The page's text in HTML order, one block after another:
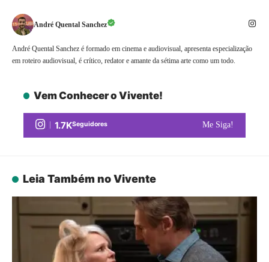
André Quental Sanchez
André Quental Sanchez é formado em cinema e audiovisual, apresenta especialização
em roteiro audiovisual, é crítico, redator e amante da sétima arte como um todo.
Vem Conhecer o Vivente!
1.7KSeguidores Me Siga!
Leia Também no Vivente